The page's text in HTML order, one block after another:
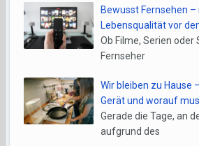
Bewusst Fernsehen
Lebensqualität vor
Ob Filme, Serien oder
Fernseher
Wir bleiben zu Hause
Gerät und worauf
Gerade die Tage, an
aufgrund des